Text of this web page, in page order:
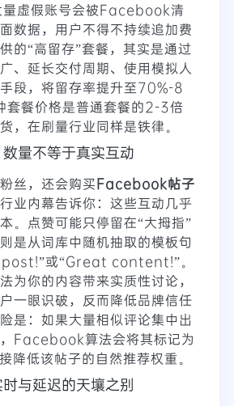
量虚假账号会被Facebook清
数据，用户不得不持续追加费
的“高留存”套餐，其实是通过
、延长交付周期、使用模拟人
段，将留存率提升至70%-8
套餐价格是普通套餐的2-3倍
在刷量行业同样是铁律。
量不等于真实互动
丝，还会购买Facebook帖子
业内幕告诉你：这些互动几乎
。点赞可能只停留在“大拇指”
是从词库中随机抽取的模板句
post!”或“Great content!”。
为你的内容带来实质性讨论，
一眼识破，反而降低品牌信任
是：如果大量相似评论集中出
Facebook算法会将其标记为
降低该帖子的自然推荐权重。
与延迟的天壤之别